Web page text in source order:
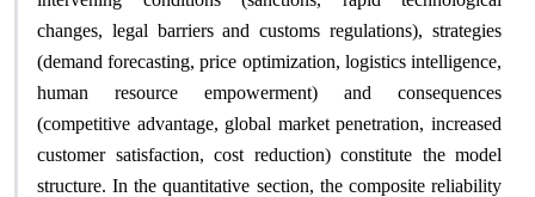
changes, legal barriers and customs regulations), strategies
(demand forecasting, price optimization, logistics intelligence,
human resource empowerment) and consequences
(competitive advantage, global market penetration, increased
customer satisfaction, cost reduction) constitute the model
structure. In the quantitative section, the composite reliability